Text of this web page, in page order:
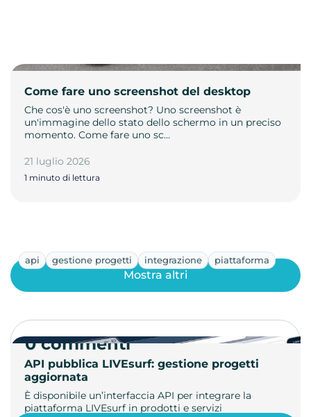
Come fare uno screenshot del desktop
Che cos'è uno screenshot? Uno screenshot è
un'immagine dello stato dello schermo in un preciso
momento. Come fare uno sc…
21 luglio 2026
1 minuto di lettura
api gestione progetti integrazione piattaforma
API pubblica LIVEsurf: gestione progetti
aggiornata
È disponibile un’interfaccia API per integrare la
piattaforma LIVEsurf in prodotti e servizi
Mostra altri
0 commenti